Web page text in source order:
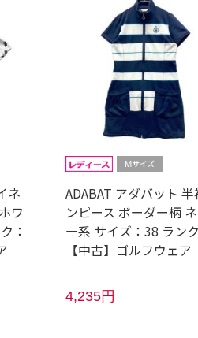
ネ
ワ
：
ADABAT アダバット 半
ンピース ボーダー柄
ー系 サイズ：38 ラン
【中古】ゴルフウェア
4,235円